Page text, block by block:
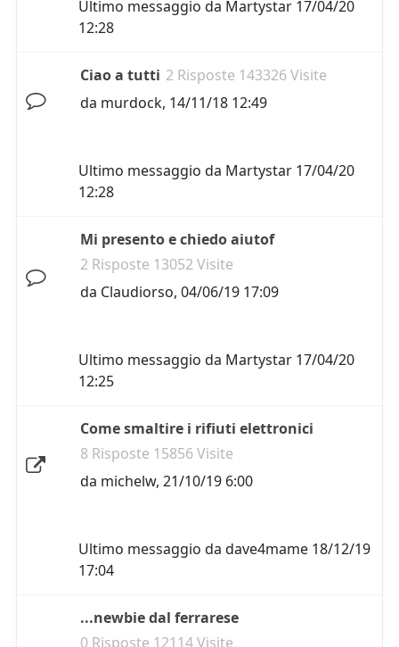
Ultimo messaggio da Martystar 17/04/20
12:28
Ciao a tutti 2 Risposte 143326 Visite
da murdock, 14/11/18 12:49
Ultimo messaggio da Martystar 17/04/20
12:28
Mi presento e chiedo aiutof
2 Risposte 13052 Visite
da Claudiorso, 04/06/19 17:09
Ultimo messaggio da Martystar 17/04/20
12:25
Come smaltire i rifiuti elettronici
8 Risposte 15856 Visite
da michelw, 21/10/19 6:00
Ultimo messaggio da dave4mame 18/12/19
17:04
...newbie dal ferrarese
0 Risposte 12114 Visite